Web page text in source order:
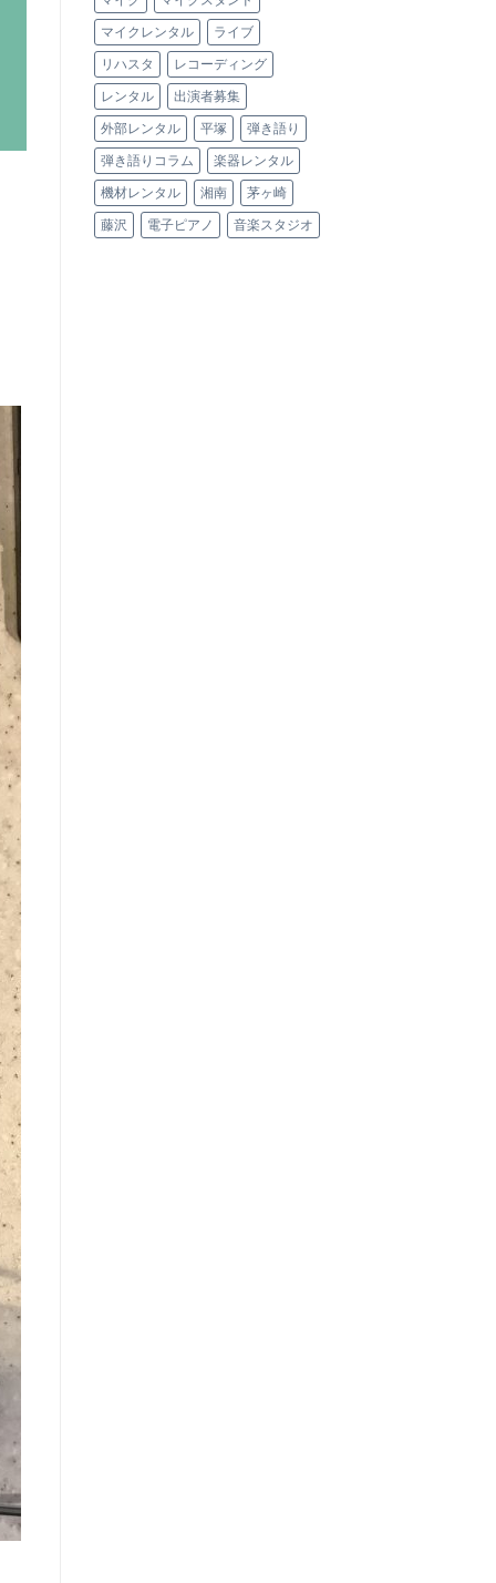
マイクレンタル ライブ
リハスタ レコーディング
レンタル 出演者募集
外部レンタル 平塚 弾き語り
弾き語りコラム 楽器レンタル
機材レンタル 湘南 茅ヶ崎
藤沢 電子ピアノ 音楽スタジオ